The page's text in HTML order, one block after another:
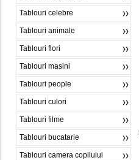
Tablouri celebre
Tablouri animale
Tablouri flori
Tablouri masini
Tablouri people
Tablouri culori
Tablouri filme
Tablouri bucatarie
Tablouri camera copilului